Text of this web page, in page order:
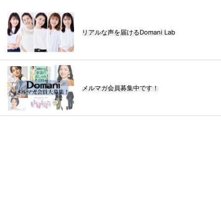
リアルな声を届けるDomani Lab
メルマガ会員募集中です！